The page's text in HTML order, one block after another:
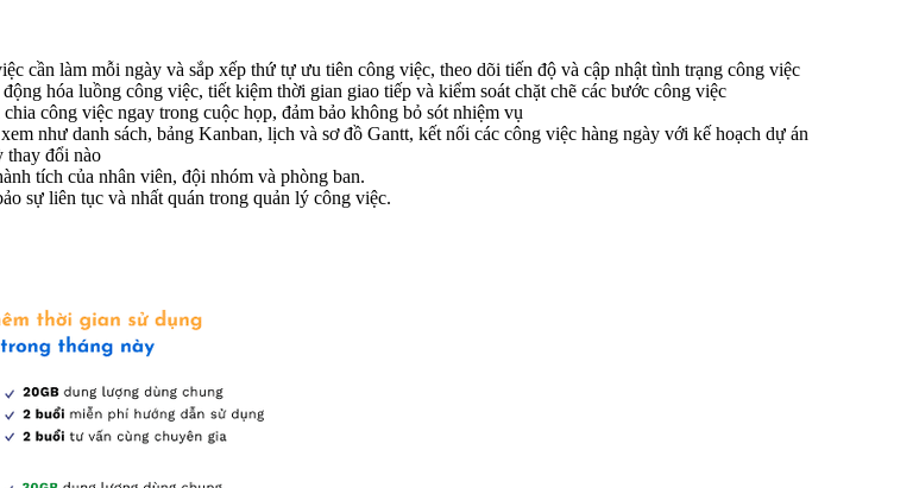
cần làm mỗi ngày và sắp xếp thứ tự ưu tiên công việc, theo dõi tiến độ và cập nhật tình trạng công việc
hóa luồng công việc, tiết kiệm thời gian giao tiếp và kiểm soát chặt chẽ các bước công việc
công việc ngay trong cuộc họp, đảm bảo không bỏ sót nhiệm vụ
như danh sách, bảng Kanban, lịch và sơ đồ Gantt, kết nối các công việc hàng ngày với kế hoạch dự án
thay đổi nào
tích của nhân viên, đội nhóm và phòng ban.
sự liên tục và nhất quán trong quản lý công việc.